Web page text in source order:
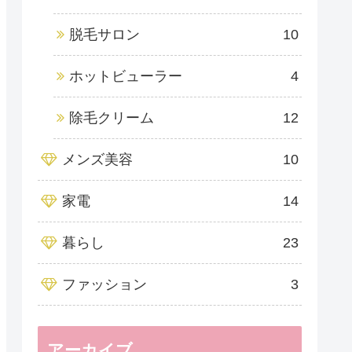
脱毛サロン 10
ホットビューラー 4
除毛クリーム 12
メンズ美容 10
家電 14
暮らし 23
ファッション 3